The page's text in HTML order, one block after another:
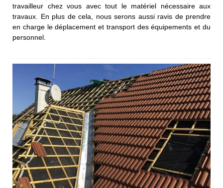
travailleur chez vous avec tout le matériel nécessaire aux
travaux. En plus de cela, nous serons aussi ravis de prendre
en charge le déplacement et transport des équipements et du
personnel.